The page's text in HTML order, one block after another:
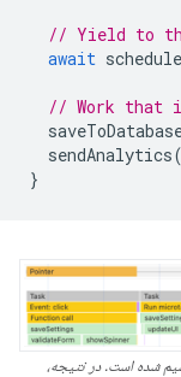
// Yield to
await
// Work
است. در نتیجه،